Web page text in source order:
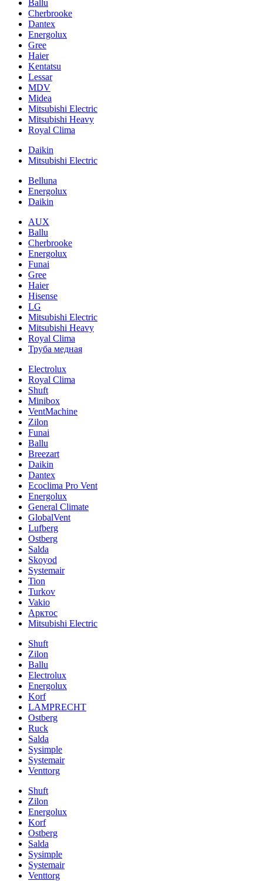
Ballu
Cherbrooke
Dantex
Energolux
Gree
Haier
Kentatsu
Lessar
MDV
Midea
Mitsubishi Electric
Mitsubishi Heavy
Royal Clima
Daikin
Mitsubishi Electric
Belluna
Energolux
Daikin
AUX
Ballu
Cherbrooke
Energolux
Funai
Gree
Haier
Hisense
LG
Mitsubishi Electric
Mitsubishi Heavy
Royal Clima
Труба медная
Electrolux
Royal Clima
Shuft
Minibox
VentMachine
Zilon
Funai
Ballu
Breezart
Daikin
Dantex
Ecoclima Pro Vent
Energolux
General Climate
GlobalVent
Lufberg
Ostberg
Salda
Skoyod
Systemair
Tion
Turkov
Vakio
Арктос
Mitsubishi Electric
Shuft
Zilon
Ballu
Electrolux
Energolux
Korf
LAMPRECHT
Ostberg
Ruck
Salda
Sysimple
Systemair
Venttorg
Shuft
Zilon
Energolux
Korf
Ostberg
Salda
Sysimple
Systemair
Venttorg